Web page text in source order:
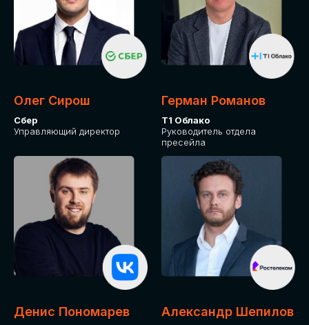
Олег Сирош
Сбер
Управляющий директор
Герман Романов
Т1 Облако
Руководитель отдела
пресейла
Денис Пономарев Александр Шепилов